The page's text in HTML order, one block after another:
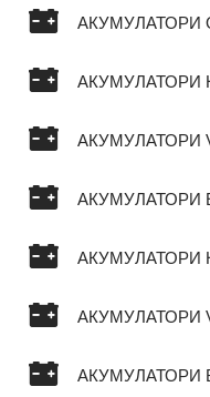
АКУМУЛАТОРИ
АКУМУЛАТОРИ
АКУМУЛАТОРИ
АКУМУЛАТОРИ
АКУМУЛАТОРИ
АКУМУЛАТОРИ
АКУМУЛАТОРИ